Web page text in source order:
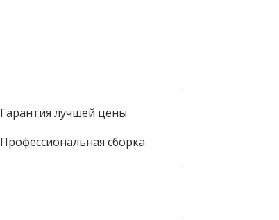
Гарантия лучшей цены
Профессиональная сборка